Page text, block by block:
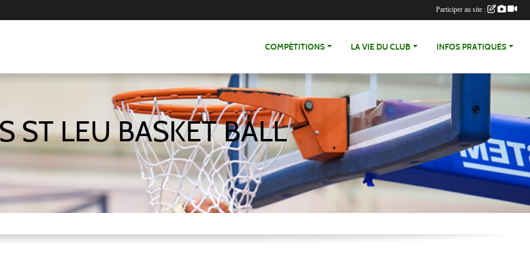
COMPÉTITIONS LA VIE DU CLUB INFOS PRATIQUES
ST LEU BASKET BALL
Participer au site :